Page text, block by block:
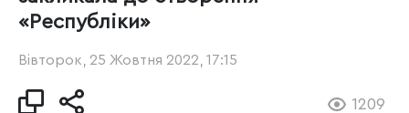
«Республіки»
Вівторок, 25 Жовтня 2022, 17:15
1209